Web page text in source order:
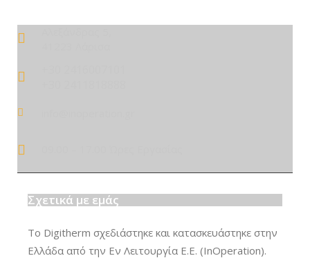
Σχετικά με εμάς
Το Digitherm σχεδιάστηκε και κατασκευάστηκε στην
Ελλάδα από την Εν Λειτουργία Ε.Ε. (InOperation).